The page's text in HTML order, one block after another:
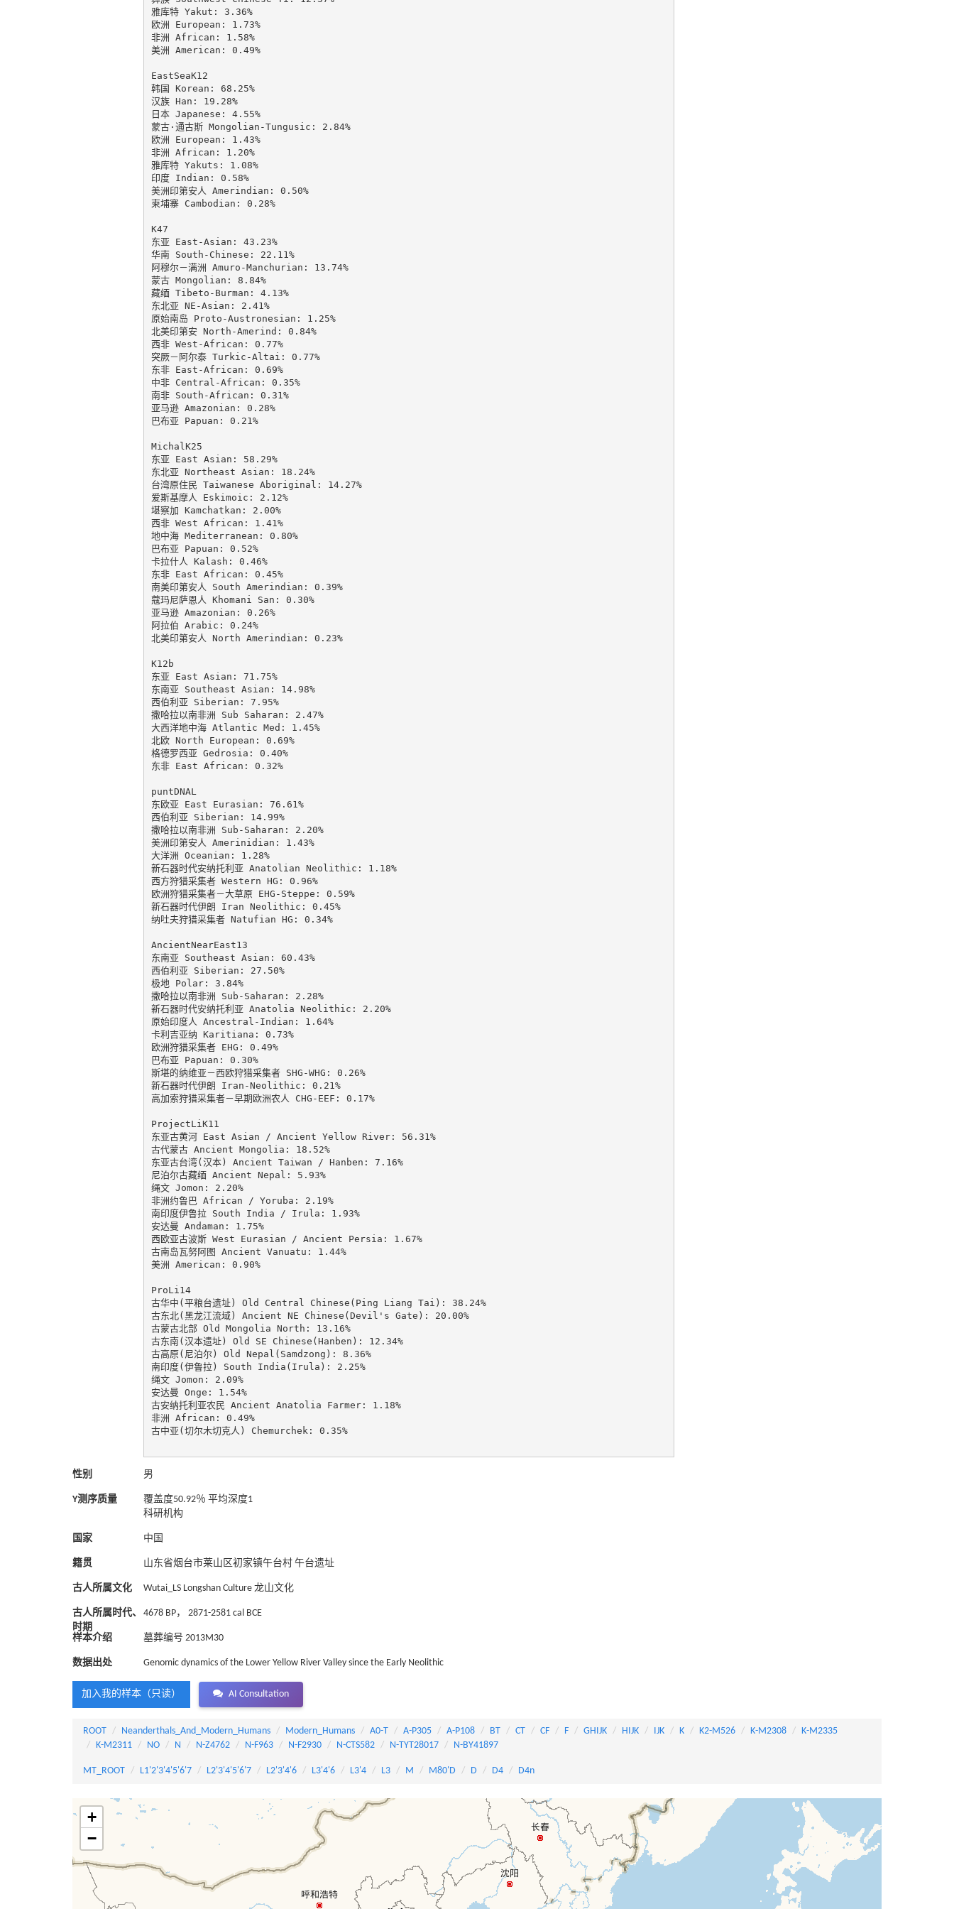
雅库特 Yakut: 3.36%
欧洲 European: 1.73%
非洲 African: 1.58%
美洲 American: 0.49%
EastSeaK12
韩国 Korean: 68.25%
汉族 Han: 19.28%
日本 Japanese: 4.55%
蒙古·通古斯 Mongolian-Tungusic: 2.84%
欧洲 European: 1.43%
非洲 African: 1.20%
雅库特 Yakuts: 1.08%
印度 Indian: 0.58%
美洲印第安人 Amerindian: 0.50%
柬埔寨 Cambodian: 0.28%
K47
东亚 East-Asian: 43.23%
华南 South-Chinese: 22.11%
阿穆尔－满洲 Amuro-Manchurian: 13.74%
蒙古 Mongolian: 8.84%
藏缅 Tibeto-Burman: 4.13%
东北亚 NE-Asian: 2.41%
原始南岛 Proto-Austronesian: 1.25%
北美印第安 North-Amerind: 0.84%
西非 West-African: 0.77%
突厥－阿尔泰 Turkic-Altai: 0.77%
东非 East-African: 0.69%
中非 Central-African: 0.35%
南非 South-African: 0.31%
亚马逊 Amazonian: 0.28%
巴布亚 Papuan: 0.21%
MichalK25
东亚 East Asian: 58.29%
东北亚 Northeast Asian: 18.24%
台湾原住民 Taiwanese Aboriginal: 14.27%
爱斯基摩人 Eskimoic: 2.12%
堪察加 Kamchatkan: 2.00%
西非 West African: 1.41%
地中海 Mediterranean: 0.80%
巴布亚 Papuan: 0.52%
卡拉什人 Kalash: 0.46%
东非 East African: 0.45%
南美印第安人 South Amerindian: 0.39%
蔻玛尼萨恩人 Khomani San: 0.30%
亚马逊 Amazonian: 0.26%
阿拉伯 Arabic: 0.24%
北美印第安人 North Amerindian: 0.23%
K12b
东亚 East Asian: 71.75%
东南亚 Southeast Asian: 14.98%
西伯利亚 Siberian: 7.95%
撒哈拉以南非洲 Sub Saharan: 2.47%
大西洋地中海 Atlantic Med: 1.45%
北欧 North European: 0.69%
格德罗西亚 Gedrosia: 0.40%
东非 East African: 0.32%
puntDNAL
东欧亚 East Eurasian: 76.61%
西伯利亚 Siberian: 14.99%
撒哈拉以南非洲 Sub-Saharan: 2.20%
美洲印第安人 Amerinidian: 1.43%
大洋洲 Oceanian: 1.28%
新石器时代安纳托利亚 Anatolian Neolithic: 1.18%
西方狩猎采集者 Western HG: 0.96%
欧洲狩猎采集者－大草原 EHG-Steppe: 0.59%
新石器时代伊朗 Iran Neolithic: 0.45%
纳吐夫狩猎采集者 Natufian HG: 0.34%
AncientNearEast13
东南亚 Southeast Asian: 60.43%
西伯利亚 Siberian: 27.50%
极地 Polar: 3.84%
撒哈拉以南非洲 Sub-Saharan: 2.28%
新石器时代安纳托利亚 Anatolia Neolithic: 2.20%
原始印度人 Ancestral-Indian: 1.64%
卡利吉亚纳 Karitiana: 0.73%
欧洲狩猎采集者 EHG: 0.49%
巴布亚 Papuan: 0.30%
斯堪的纳维亚－西欧狩猎采集者 SHG-WHG: 0.26%
新石器时代伊朗 Iran-Neolithic: 0.21%
高加索狩猎采集者－早期欧洲农人 CHG-EEF: 0.17%
ProjectLiK11
东亚古黄河 East Asian / Ancient Yellow River: 56.31%
古代蒙古 Ancient Mongolia: 18.52%
东亚古台湾(汉本) Ancient Taiwan / Hanben: 7.16%
尼泊尔古藏缅 Ancient Nepal: 5.93%
绳文 Jomon: 2.20%
非洲约鲁巴 African / Yoruba: 2.19%
南印度伊鲁拉 South India / Irula: 1.93%
安达曼 Andaman: 1.75%
西欧亚古波斯 West Eurasian / Ancient Persia: 1.67%
古南岛瓦努阿图 Ancient Vanuatu: 1.44%
美洲 American: 0.90%
ProLi14
古华中(平粮台遗址) Old Central Chinese(Ping Liang Tai): 38.24%
古东北(黑龙江流域) Ancient NE Chinese(Devil's Gate): 20.00%
古蒙古北部 Old Mongolia North: 13.16%
古东南(汉本遗址) Old SE Chinese(Hanben): 12.34%
古高原(尼泊尔) Old Nepal(Samdzong): 8.36%
南印度(伊鲁拉) South India(Irula): 2.25%
绳文 Jomon: 2.09%
安达曼 Onge: 1.54%
古安纳托利亚农民 Ancient Anatolia Farmer: 1.18%
非洲 African: 0.49%
古中亚(切尔木切克人) Chemurchek: 0.35%
性别 男
Y测序质量
覆盖度50.92％ 平均深度1
科研机构
国家 中国
籍贯 山东省烟台市莱山区初家镇午台村 午台遗址
古人所属文化 Wutai_LS Longshan Culture 龙山文化
古人所属时代、
时期
4678 BP， 2871-2581 cal BCE
样本介绍 墓葬编号 2013M30
数据出处 Genomic dynamics of the Lower Yellow River Valley since the Early Neolithic
加入我的样本（只读） AI Consultation
ROOT Neanderthals_And_Modern_Humans Modern_Humans A0-T A-P305 A-P108 BT CT CF F GHIJK HIJK IJK K K2-M526 K-M2308
K-M2335
K-M2311
NO N N-Z4762 N-F963 N-F2930 N-CTS582 N-TYT28017 N-BY41897
MT_ROOT L1'2'3'4'5'6'7 L2'3'4'5'6'7 L2'3'4'6 L3'4'6 L3'4 L3 M M80'D D D4 D4n
+
−